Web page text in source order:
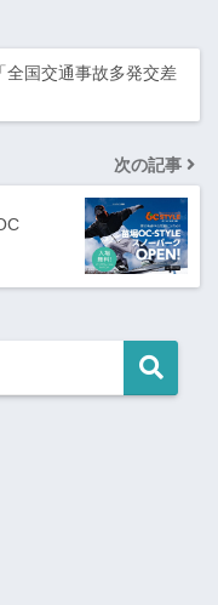
全国交通事故多発交差
次の記事